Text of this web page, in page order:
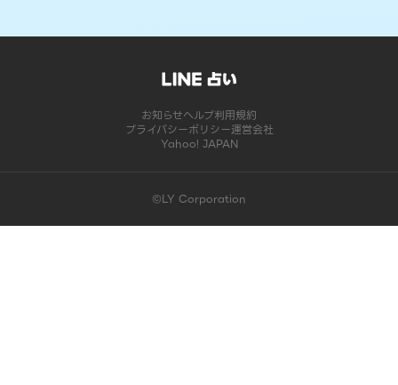
お知らせヘルプ利用規約
プライバシーポリシー運営会社
Yahoo! JAPAN
©LY Corporation
このコンテンツは掲載が終了しました | LINE占い